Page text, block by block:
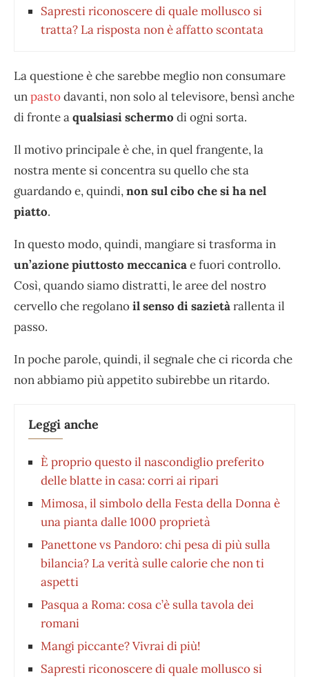
Sapresti riconoscere di quale mollusco si
tratta? La risposta non è affatto scontata
La questione è che sarebbe meglio non consumare
unpastodavanti, non solo al televisore, bensì anche
di fronte aqualsiasi schermo di ogni sorta.
Il motivo principale è che, in quel frangente, la
nostra mente si concentra su quello che sta
guardando e, quindi,non sul cibo che si ha nel
piatto.
In questo modo, quindi, mangiare si trasforma in
un’azione piuttosto meccanicae fuori controllo.
Così, quando siamo distratti, le aree del nostro
cervello che regolanoil senso di sazietàrallenta il
passo.
In poche parole, quindi, il segnale che ci ricorda che
non abbiamo più appetito subirebbe un ritardo.
Leggi anche
È proprio questo il nascondiglio preferito
delle blatte in casa: corri ai ripari
Mimosa, il simbolo della Festa della Donna è
una pianta dalle 1000 proprietà
Panettone vs Pandoro: chi pesa di più sulla
bilancia? La verità sulle calorie che non ti
aspetti
Pasqua a Roma: cosa c’è sulla tavola dei
romani
Mangi piccante? Vivrai di più!
Sapresti riconoscere di quale mollusco si